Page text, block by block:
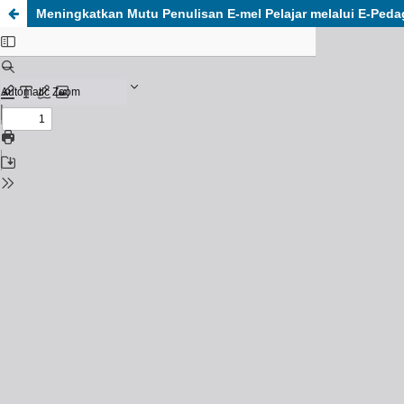
Meningkatkan Mutu Penulisan E-mel Pelajar melalui E-